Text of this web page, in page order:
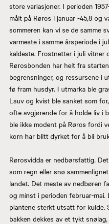
store variasjoner. I perioden
målt på Røros i januar -45,8 og
sommeren kan vi se de samme
varmeste i samme årsperiode i
kaldeste. Frostnetter i juli vitner
Rørosbonden har helt fra
begrensninger, og ressursene i
fø fram husdyr. I utmarka ble
Lauv og kvist ble sanket som
ofte avgjørende for å holde liv i
ble ikke modent på Røros fordi
korn har blitt dyrket for å bli
Rørosvidda er nedbørsfattig.
som regn eller snø
landet. Det meste av nedbøren
og minst i perioden februar-
plantene sterkt utsatt for kulde.
bakken dekkes av et tykt